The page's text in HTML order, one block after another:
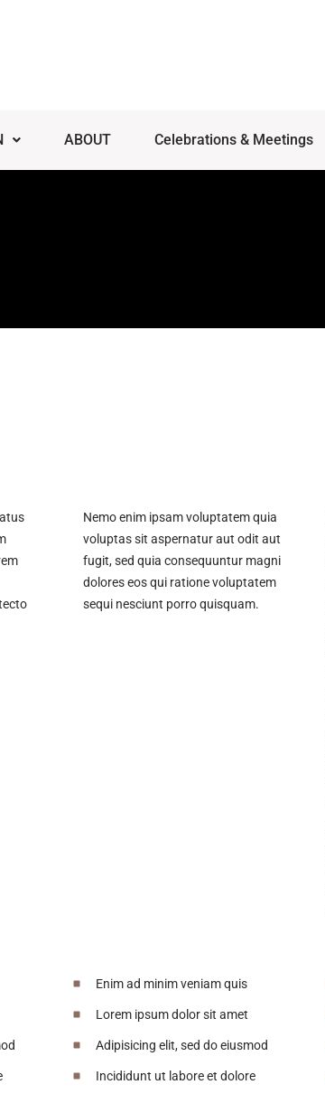
ABOUT Celebrations & Meetings
Nemo enim ipsam voluptatem quia
voluptas sit aspernatur aut odit aut
fugit, sed quia consequuntur magni
dolores eos qui ratione voluptatem
sequi nesciunt porro quisquam.
Enim ad minim veniam quis
Lorem ipsum dolor sit amet
Adipisicing elit, sed do eiusmod
Incididunt ut labore et dolore